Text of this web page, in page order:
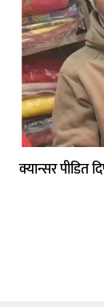
क्यान्सर पीडित